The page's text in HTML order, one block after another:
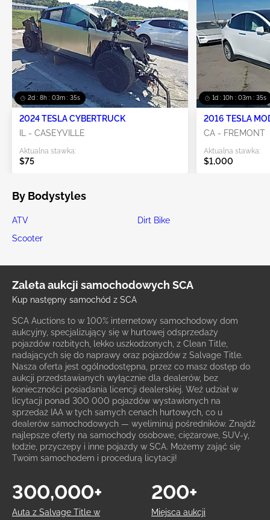
2d : 8h : 03m : 34s
2024 TESLA CYBERTRUCK
IL - CASEYVILLE
Aktualna stawka:
$75
1d : 10h : 03m : 34s
2016 TESLA
CA - FREMONT
Aktualna stawka:
$1,000
By Bodystyles
ATV
Dirt Bike
Scooter
Zaleta aukcji samochodowych SCA
Kup następny samochód z SCA
SCA Auctions to w 100% internetowy samochodowy dom
aukcyjny, specjalizujący się w hurtowej odsprzedaży
pojazdów rozbitych, lekko uszkodzonych, z Clean Title,
nadających się do naprawy oraz pojazdów z Salvage Title.
Nasza oferta jest ogólnodostępna, przez co masz dostęp do
aukcji przedstawianych wyłącznie dla dealerów, bez
konieczności posiadania licencji dealerskiej. Weź udział w
licytacji ponad 300 000 pojazdów wystawionych na
sprzedaż IAA w tych samych cenach hurtowych, co u
dealerów samochodowych — wyeliminuj pośredników. Znajdź
najlepsze oferty na samochody osobowe, ciężarowe, SUV-y,
łodzie, przyczepy i inne pojazdy w SCA. Możemy zająć się
Twoim samochodem i procedurą licytacji!
Auta z Salvage Title w
300,000+
Miejsca aukcji
200+